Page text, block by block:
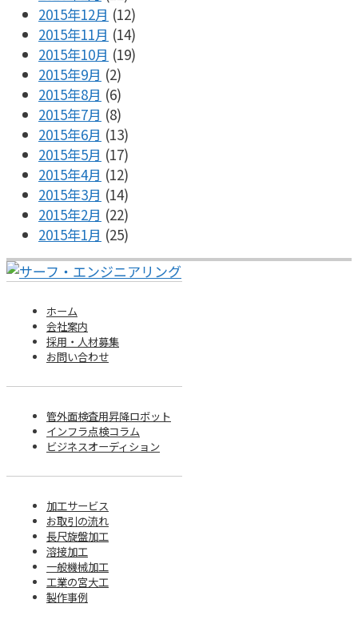
2015年12月 (12)
2015年11月 (14)
2015年10月 (19)
2015年9月 (2)
2015年8月 (6)
2015年7月 (8)
2015年6月 (13)
2015年5月 (17)
2015年4月 (12)
2015年3月 (14)
2015年2月 (22)
2015年1月 (25)
ホーム
会社案内
採用・人材募集
お問い合わせ
管外面検査用昇降ロボット
インフラ点検コラム
ビジネスオーディション
加工サービス
お取引の流れ
長尺旋盤加工
溶接加工
一般機械加工
工業の宮大工
製作事例